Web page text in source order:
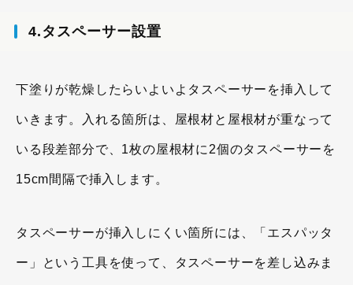
4.タスペーサー設置
下塗りが乾燥したらいよいよタスペーサーを挿入して
いきます。入れる箇所は、屋根材と屋根材が重なって
いる段差部分で、1枚の屋根材に2個のタスペーサーを
15cm間隔で挿入します。
タスペーサーが挿入しにくい箇所には、「エスパッタ
ー」という工具を使って、タスペーサーを差し込みま